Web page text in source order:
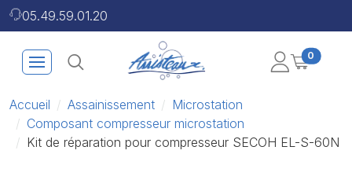
05.49.59.01.20
0
Accueil Assainissement
Microstation
Composant compresseur microstation
Kit de réparation pour compresseur SECOH EL-S-60N